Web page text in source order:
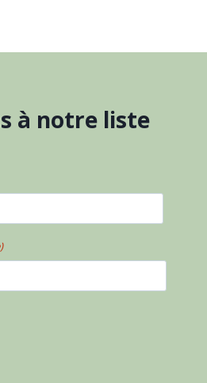
à notre liste